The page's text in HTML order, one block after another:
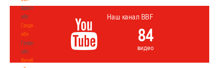
Брестская
обл
Гродненская
обл
Гродненская
обл
Витебская
Наш канал BBF
84
видео